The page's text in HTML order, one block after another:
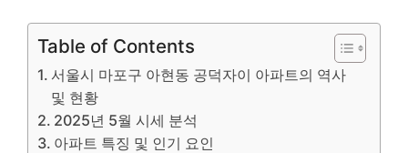
Table of Contents
서울시 마포구 아현동 공덕자이 아파트의 역사
및 현황
2025년 5월 시세 분석
아파트 특징 및 인기 요인